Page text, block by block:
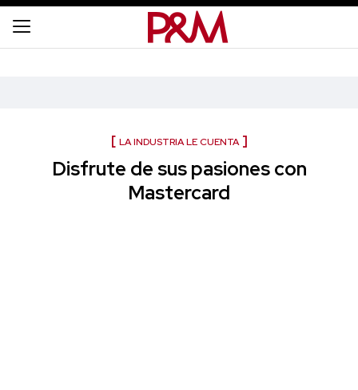
LA INDUSTRIA LE CUENTA
Disfrute de sus pasiones con
Mastercard